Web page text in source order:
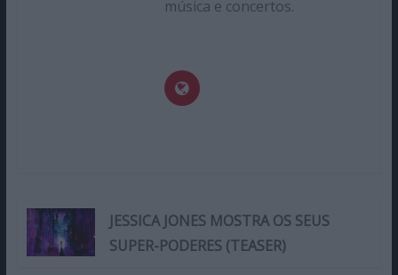
música e concertos.
JESSICA JONES MOSTRA OS SEUS
SUPER-PODERES (TEASER)